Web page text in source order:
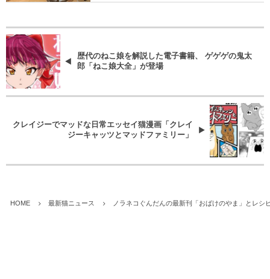
歴代のねこ娘を解説した電子書籍、 ゲゲゲの鬼太
郎「ねこ娘大全」が登場
クレイジーでマッドな日常エッセイ猫漫画「クレイ
ジーキャッツとマッドファミリー」
HOME 最新猫ニュース ノラネコぐんだんの最新刊「おばけのやま」とレシ